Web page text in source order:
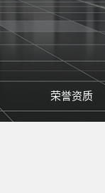
荣誉资质